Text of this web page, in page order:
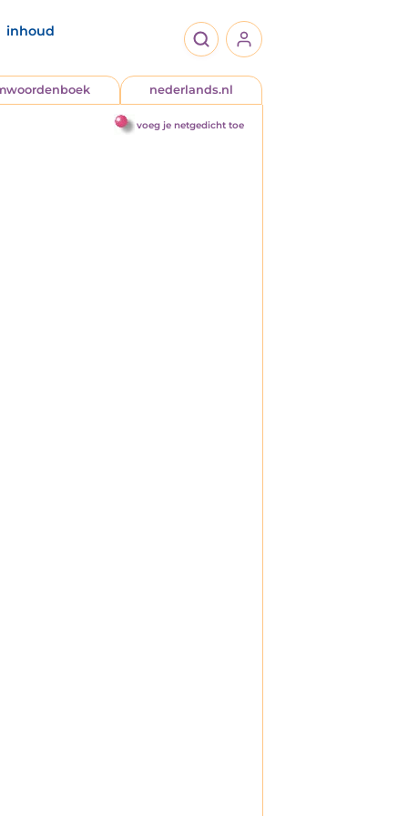
inhoud
nederlands.nl
voeg je netgedicht toe